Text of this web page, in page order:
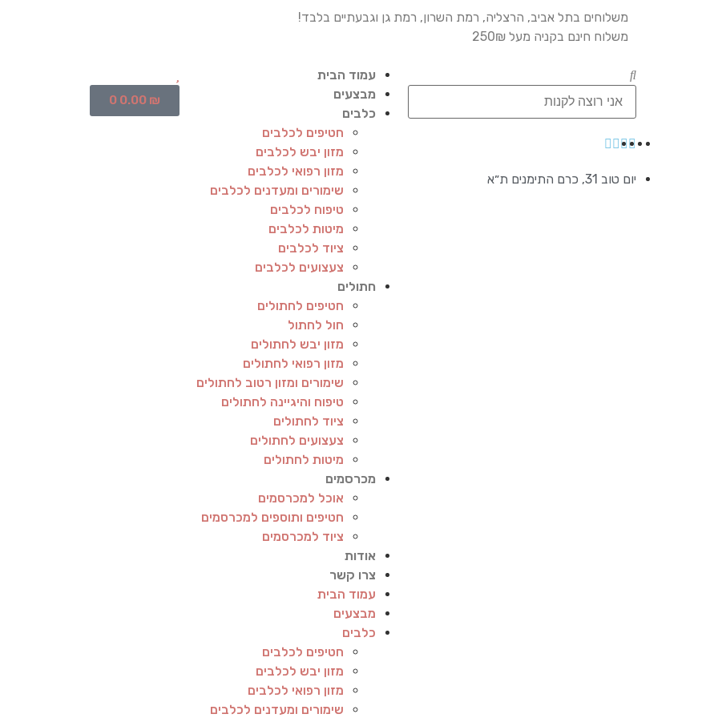
משלוחים בתל אביב, הרצליה, רמת השרון, רמת גן וגבעתיים בלבד!
משלוח חינם בקניה מעל 250₪
יום טוב 31, כרם התימנים ת״א
עמוד הבית
מבצעים
כלבים
חטיפים לכלבים
מזון יבש לכלבים
מזון רפואי לכלבים
שימורים ומעדנים לכלבים
טיפוח לכלבים
מיטות לכלבים
ציוד לכלבים
צעצועים לכלבים
חתולים
חטיפים לחתולים
חול לחתול
מזון יבש לחתולים
מזון רפואי לחתולים
שימורים ומזון רטוב לחתולים
טיפוח והיגיינה לחתולים
ציוד לחתולים
צעצועים לחתולים
מיטות לחתולים
מכרסמים
אוכל למכרסמים
חטיפים ותוספים למכרסמים
ציוד למכרסמים
אודות
צרו קשר
עמוד הבית
מבצעים
כלבים
חטיפים לכלבים
מזון יבש לכלבים
מזון רפואי לכלבים
שימורים ומעדנים לכלבים
0.00 ₪
0